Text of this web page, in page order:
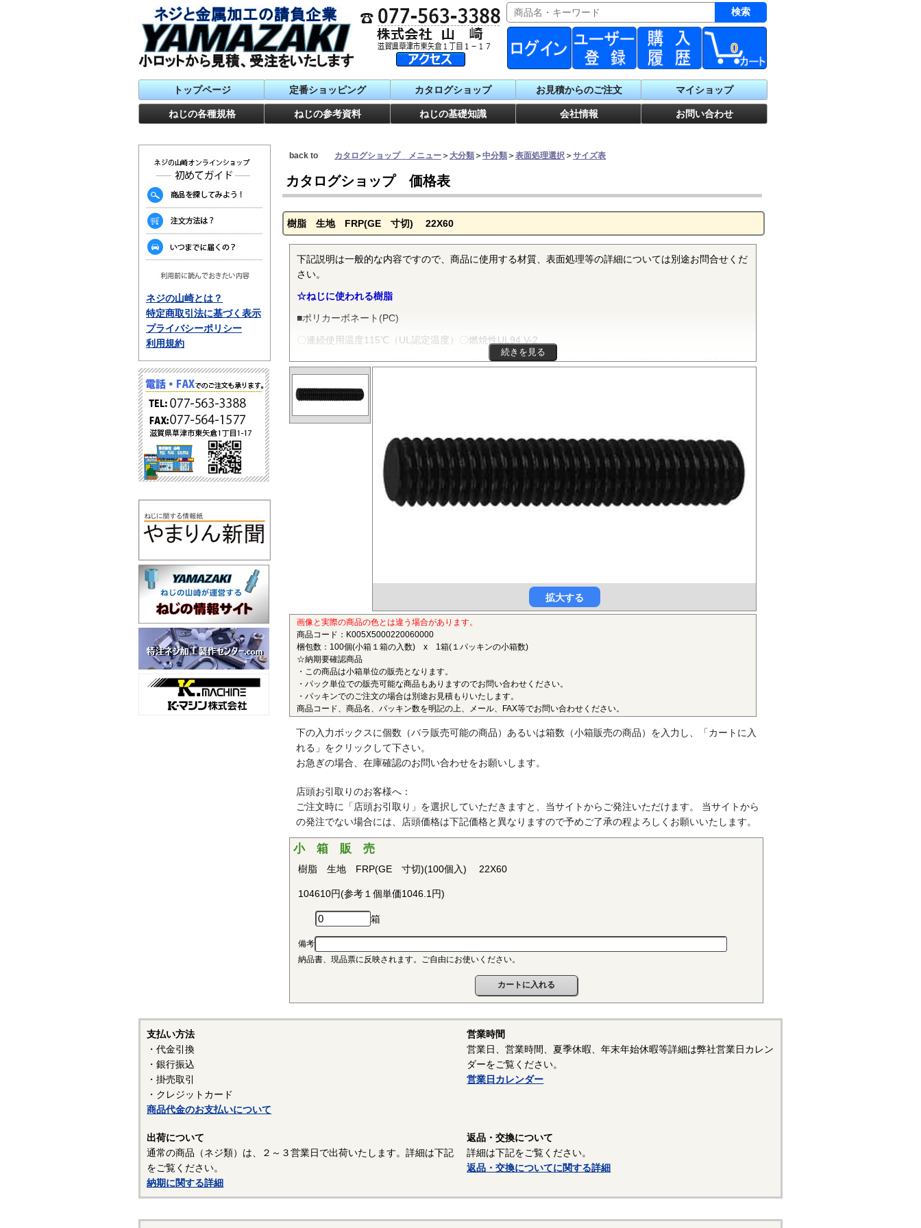
0
トップページ 定番ショッピング カタログショップ お見積からのご注文 マイショップ
ねじの各種規格 ねじの参考資料 ねじの基礎知識 会社情報 お問い合わせ
ネジの山崎とは？
特定商取引法に基づく表示
プライバシーポリシー
利用規約
back to カタログショップ メニュー ＞大分類 ＞中分類 ＞表面処理選択 ＞サイズ表
カタログショップ 価格表
樹脂 生地 FRP(GE 寸切) 22X60
下記説明は一般的な内容ですので、商品に使用する材質、表面処理等の詳細については別途お問合せくだ
さい。
☆ねじに使われる樹脂
■ポリカーボネート(PC)
〇連続使用温度115℃（UL認定温度）〇燃焼性UL94 V-2
ポリカーボネートは非晶性のエンジニアリングプラスチックです。抜群の耐衝撃性を有し、機械的特
性、電気的特性などをバランスよく備え、かつ透明で自己消火性を示すことから、電気・電子分野から自
動車、医療分野にいたるまで、幅広く用いられます。
■ポリフェニレンサルファイド(PPS)
〇連続使用温度200℃（UL認定温度）〇燃焼性UL94 V-0
PPSは結晶性のスーパーエンジニアリングプラスチックです。優れた耐熱性を有し、高温度雰囲気中で
長時間使用しても物性劣化はほとんどありません。また、耐薬品性、機械的特性、電気的特性、および寸
法安定性にも優れ、電気・電子部品、自動車部品、化学機械部品などに用いられています。
■ガラス繊維強化ポリアミドMXD6(RENY)
の代替材料として自動車等輸送機部品、一般機械、精密機械部品、電気・電子機器部品、土木建築用部材
■ポリエーテルエーテルケトン(PEEK)
〇連続使用温度180℃（UL認定温度）〇燃焼性UL94 V-0
半結晶性の最高級性能を有するスーパーエンジニアリングプラスチックです。エンプラのなかでも最高
レベルの耐薬品性を有し、PEEKを溶解する唯一の汎用化学品は濃硫酸だけです。また、耐熱性、耐摩耗
性、耐燃性、耐加水分解性にも優れ、OA機器分野、自動車分野、ICウェハキャリア、LCD製造用治具な
どで用いられています。PEEKはVictrex plcの日本における登録商標です。
■ポリプロピレン(PP)
〇連続使用温度115℃（UL認定温度）〇燃焼性UL94 V-2
性、耐加水分解性、電気的特性にも優れ、応用範囲の広いプラスチックとして幅広い分野で用いられてい
ます。
■ポリアセタール(POM)
〇連続使用温度95℃（UL認定温度）〇燃焼性UL94 HB
結晶性のエンジニアリングプラスチックです。バランスの取れた機械的性質を有し、かつ優れた耐疲労
性で、耐クリープ性、摩擦摩耗特性、耐薬品性を備えていることから、金属の代替品として電機・自動
車・各種機械・建材などの分野において広く用いられています。
■ポリアミド（ナイロン、PA）
〇連続使用温度PA6-65℃/PA66-75℃（UL認定温度）〇燃焼性UL94 V-2
己潤滑性に優れています。耐油性、耐薬品性もよいので機械材料に最適な材料でありますが、吸湿性が高
いので設計上配慮しなければならないという問題点もあります。
■ポリスライダー
〇連続使用温度65℃（UL認定温度）〇燃焼性UL94 HB
優れたポリアミドの性質を活かし組成中に黒鉛粒子を均一に分散させ、浮遊状態にある黒鉛粒子をテー
プの表面に偏平状の黒鉛層となるよう製造されたものです。面圧によるクリープ変形はほとんどなく、耐
（以上はサンコーインダストリー様資料抜粋）
表面処理：生地
表面処理を施していない、素材そのままの状態です。鉄の場合は生地の状態では錆が発生するため、通
行う場合があり、黒色酸化皮膜＋防錆油塗布のものも「生地」と呼ぶ場合があります。
続きを見る
拡大する
画像と実際の商品の色とは違う場合があります。
商品コード：K005X5000220060000
梱包数：100個(小箱１箱の入数) x 1箱(１パッキンの小箱数)
☆納期要確認商品
・この商品は小箱単位の販売となります。
・パック単位での販売可能な商品もありますのでお問い合わせください。
・パッキンでのご注文の場合は別途お見積もりいたします。
商品コード、商品名、パッキン数を明記の上、メール、FAX等でお問い合わせください。
下の入力ボックスに個数（バラ販売可能の商品）あるいは箱数（小箱販売の商品）を入力し、「カートに入
れる」をクリックして下さい。
お急ぎの場合、在庫確認のお問い合わせをお願いします。
店頭お引取りのお客様へ：
ご注文時に「店頭お引取り」を選択していただきますと、当サイトからご発注いただけます。 当サイトから
の発注でない場合には、店頭価格は下記価格と異なりますので予めご了承の程よろしくお願いいたします。
小 箱 販 売
樹脂 生地 FRP(GE 寸切)(100個入) 22X60
104610円(参考１個単価1046.1円)
箱
備考
納品書、現品票に反映されます。ご自由にお使いください。
支払い方法
・代金引換
・銀行振込
・掛売取引
・クレジットカード
商品代金のお支払いについて
営業時間
営業日、営業時間、夏季休暇、年末年始休暇等詳細は弊社営業日カレン
ダーをご覧ください。
営業日カレンダー
出荷について
通常の商品（ネジ類）は、２～３営業日で出荷いたします。詳細は下記
をご覧ください。
納期に関する詳細
返品・交換について
詳細は下記をご覧ください。
返品・交換についてに関する詳細